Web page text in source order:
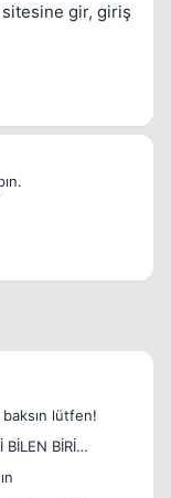
gir, giriş
lütfen!
BİRİ